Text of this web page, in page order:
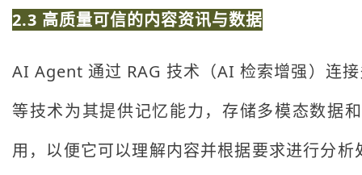
2.3 高质量可信的内容资讯与数据
AI Agent 通过 RAG 技术（AI 检索增强）连
等技术为其提供记忆能力，存储多模态数据
用，以便它可以理解内容并根据要求进行分